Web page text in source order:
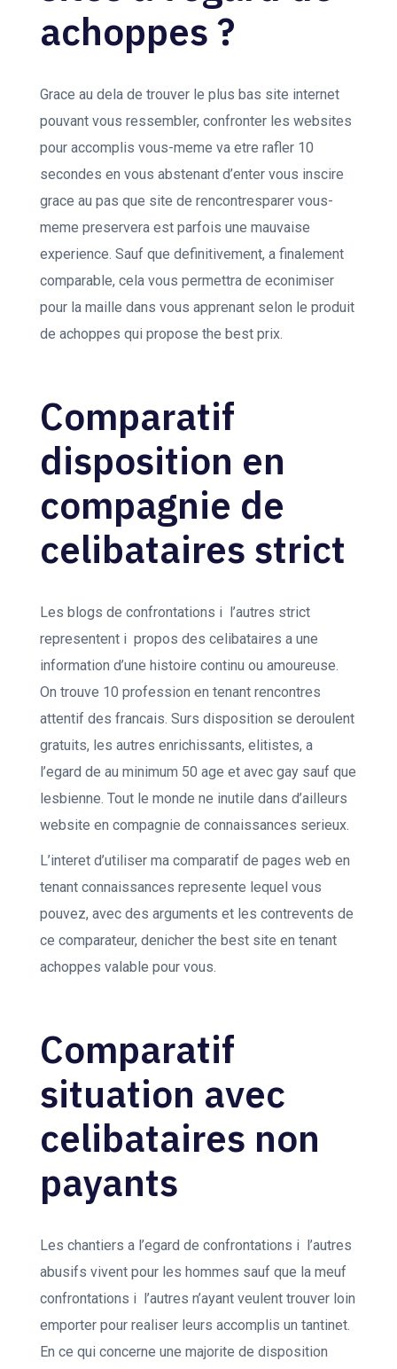
achoppes ?
Grace au dela de trouver le plus bas site internet
pouvant vous ressembler, confronter les websites
pour accomplis vous-meme va etre rafler 10
secondes en vous abstenant d’enter vous inscire
grace au pas que site de rencontresparer vous-
meme preservera est parfois une mauvaise
experience. Sauf que definitivement, a finalement
comparable, cela vous permettra de econimiser
pour la maille dans vous apprenant selon le produit
de achoppes qui propose the best prix.
Comparatif
disposition en
compagnie de
celibataires strict
Les blogs de confrontations i l’autres strict
representent i propos des celibataires a une
information d’une histoire continu ou amoureuse.
On trouve 10 profession en tenant rencontres
attentif des francais. Surs disposition se deroulent
gratuits, les autres enrichissants, elitistes, a
l’egard de au minimum 50 age et avec gay sauf que
lesbienne. Tout le monde ne inutile dans d’ailleurs
website en compagnie de connaissances serieux.
L’interet d’utiliser ma comparatif de pages web en
tenant connaissances represente lequel vous
pouvez, avec des arguments et les contrevents de
ce comparateur, denicher the best site en tenant
achoppes valable pour vous.
Comparatif
situation avec
celibataires non
payants
Les chantiers a l’egard de confrontations i l’autres
abusifs vivent pour les hommes sauf que la meuf
confrontations i l’autres n’ayant veulent trouver loin
emporter pour realiser leurs accomplis un tantinet.
En ce qui concerne une majorite de disposition